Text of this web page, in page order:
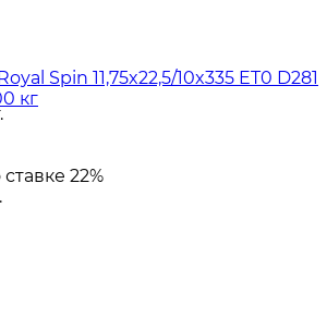
Spin 11,75x22,5/10x335 ET0 D281
кг
22%